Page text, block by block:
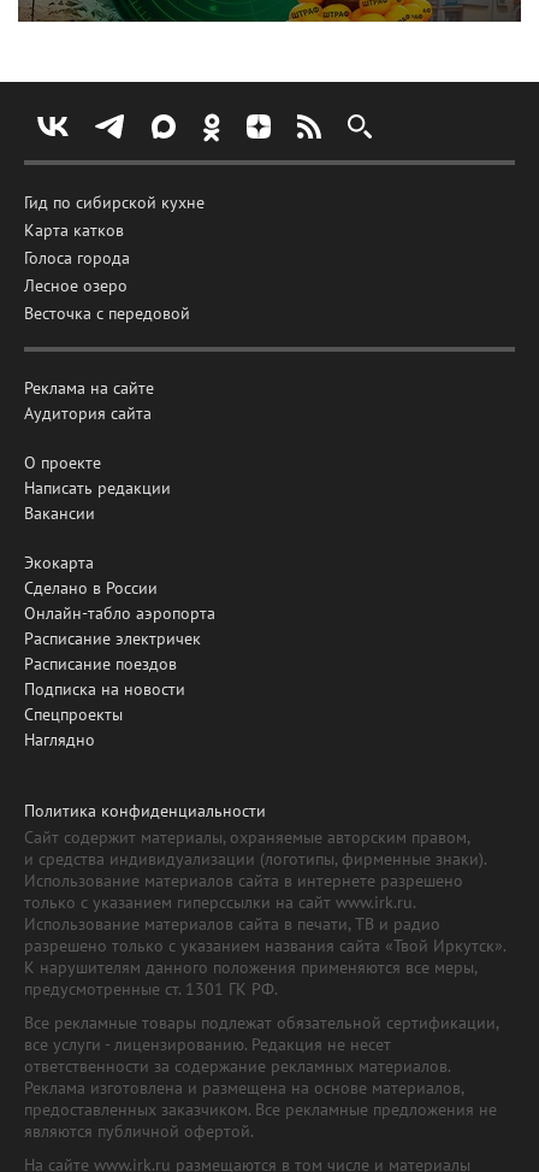
Гид по сибирской кухне
Карта катков
Голоса города
Лесное озеро
Весточка с передовой
Реклама на сайте
Аудитория сайта
О проекте
Написать редакции
Вакансии
Экокарта
Сделано в России
Онлайн-табло аэропорта
Расписание электричек
Расписание поездов
Подписка на новости
Спецпроекты
Наглядно
Политика конфиденциальности
Сайт содержит материалы, охраняемые авторским правом,
и средства индивидуализации (логотипы, фирменные знаки).
Использование материалов сайта в интернете разрешено
только с указанием гиперссылки на сайт www.irk.ru.
Использование материалов сайта в печати, ТВ и радио
разрешено только с указанием названия сайта «Твой Иркутск».
К нарушителям данного положения применяются все меры,
предусмотренные ст. 1301 ГК РФ.
Все рекламные товары подлежат обязательной сертификации,
все услуги - лицензированию. Редакция не несет
ответственности за содержание рекламных материалов.
Реклама изготовлена и размещена на основе материалов,
предоставленных заказчиком. Все рекламные предложения не
являются публичной офертой.
На сайте www.irk.ru размещаются в том числе и материалы